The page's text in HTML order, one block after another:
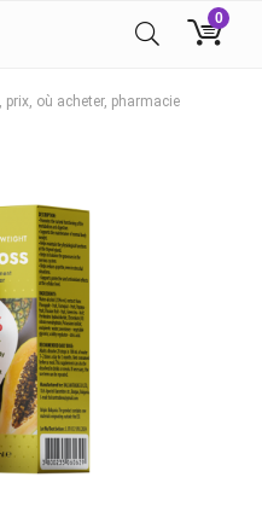
0
où acheter, pharmacie